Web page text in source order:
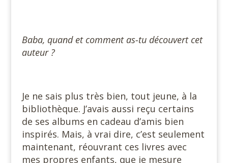
Baba, quand et comment as-tu découvert cet
auteur ?
Je ne sais plus très bien, tout jeune, à la
bibliothèque. J’avais aussi reçu certains
de ses albums en cadeau d’amis bien
inspirés. Mais, à vrai dire, c’est seulement
maintenant, réouvrant ces livres avec
mes propres enfants, que je mesure